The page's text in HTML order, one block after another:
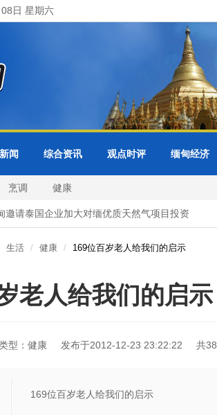
日 星期六
闻 综合资讯 观点时评 缅甸经济
烹调 健康
泰国企业加大对缅优质天然气项目投资
生活 健康 169位百岁老人给我们的启示
老人给我们的启示
型：健康 发布于2012-12-23 23:22:22 共
169位百岁老人给我们的启示